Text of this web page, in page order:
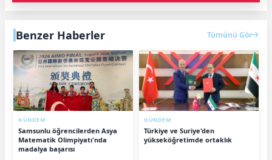
Benzer Haberler Tümünü Gör
GÜNDEM
Samsunlu öğrencilerden Asya
Matematik Olimpiyatı'nda
madalya başarısı
GÜNDEM
Türkiye ve Suriye'den
yükseköğretimde ortaklık